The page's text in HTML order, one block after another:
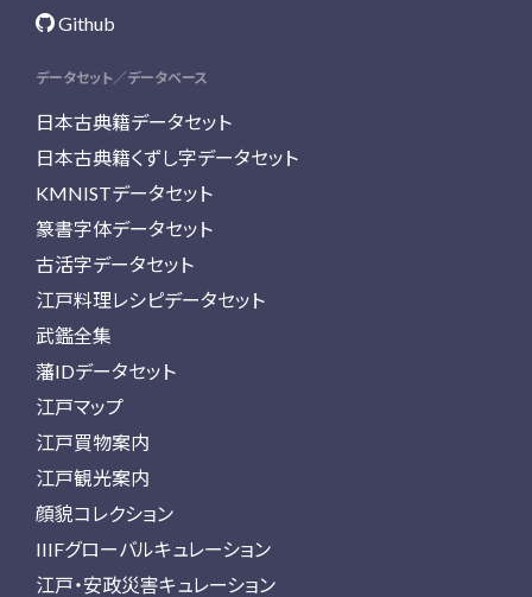
Github
データセット／データベース
日本古典籍データセット
日本古典籍くずし字データセット
KMNISTデータセット
篆書字体データセット
古活字データセット
江戸料理レシピデータセット
武鑑全集
藩IDデータセット
江戸マップ
江戸買物案内
江戸観光案内
顔貌コレクション
IIIFグローバルキュレーション
江戸・安政災害キュレーション